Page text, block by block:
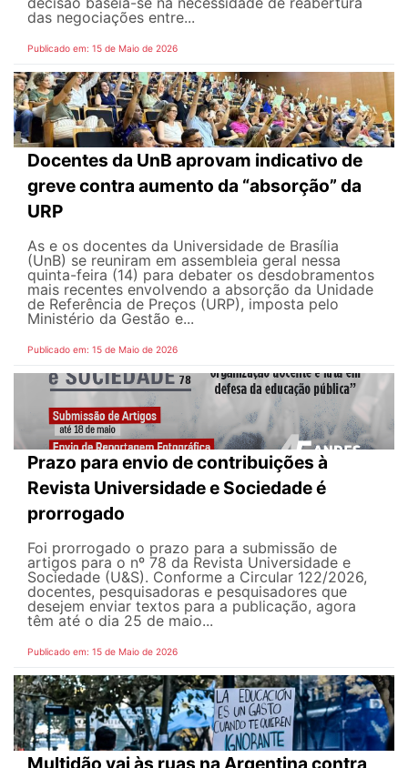
das negociações entre...
Publicado em: 15 de Maio de 2026
Docentes da UnB aprovam indicativo de
greve contra aumento da “absorção” da
URP
As e os docentes da Universidade de Brasília
(UnB) se reuniram em assembleia geral nessa
quinta-feira (14) para debater os desdobramentos
mais recentes envolvendo a absorção da Unidade
de Referência de Preços (URP), imposta pelo
Ministério da Gestão e...
Publicado em: 15 de Maio de 2026
Prazo para envio de contribuições à
Revista Universidade e Sociedade é
prorrogado
Foi prorrogado o prazo para a submissão de
artigos para o nº 78 da Revista Universidade e
Sociedade (U&S). Conforme a Circular 122/2026,
docentes, pesquisadoras e pesquisadores que
desejem enviar textos para a publicação, agora
têm até o dia 25 de maio...
Publicado em: 15 de Maio de 2026